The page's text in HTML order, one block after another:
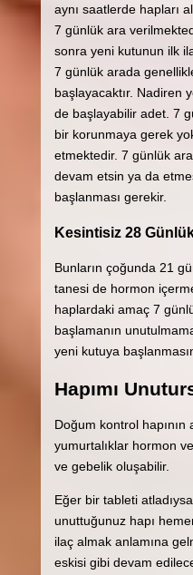
aynı saatlerde hapları
7 günlük ara
sonra yeni kutunun ilk
7 günlük arada
başlayacaktır. Nadiren
de başlayabilir adet. 7
bir korunmaya gerek
etmektedir. 7 günlük
devam etsin ya da
başlanması gerekir.
Kesintisiz 28
Bunların çoğunda 21
tanesi de hormon
haplardaki amaç 7
başlamanın
yeni kutuya
Hapımı
Doğum kontrol hapının
yumurtalıklar hormon
ve gebelik oluşabilir.
Eğer bir tableti
unuttuğunuz hapı
ilaç almak anlamına
eskisi gibi devam